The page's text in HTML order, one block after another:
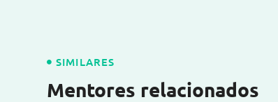
SIMILARES
Mentores relacionados